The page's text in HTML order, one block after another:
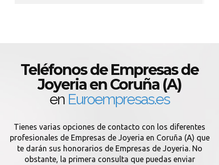
Teléfonos de Empresas de
Joyeria en Coruña (A)
en Euroempresas.es
Tienes varias opciones de contacto con los diferentes
profesionales de Empresas de Joyeria en Coruña (A) que
te darán sus honorarios de Empresas de Joyeria. No
obstante, la primera consulta que puedas enviar